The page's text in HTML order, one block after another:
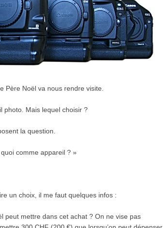
Père Noël va nous rendre visite.
photo. Mais lequel choisir ?
la question.
comme appareil ? »
un choix, il me faut quelques infos :
peut mettre dans cet achat ? On ne vise pas